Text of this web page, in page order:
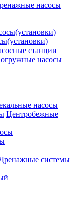
насосы
станции
насосы
насосы
Центробежные
системы